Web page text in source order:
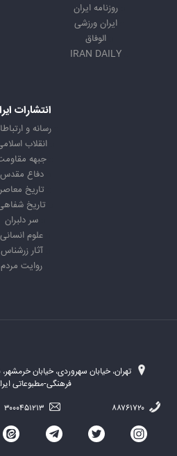
روزنامه ایران
ایران ورزشی
الوفاق
IRAN DAILY
انتشارات
رسانه و
انقلاب
جبهه
دفاع مقدس
تاریخ
تاریخ
سر دلبران
علوم انسانی
آثار زرشناس
روایت مردم
تهران، خیابان سهروردی، خیابان
فرهنگی-مطبوعاتی